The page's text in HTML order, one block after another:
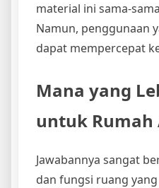
material ini sama-
Namun, penggunaan
dapat mempercepat
Mana yang
untuk Rumah
Jawabannya sangat
dan fungsi ruang